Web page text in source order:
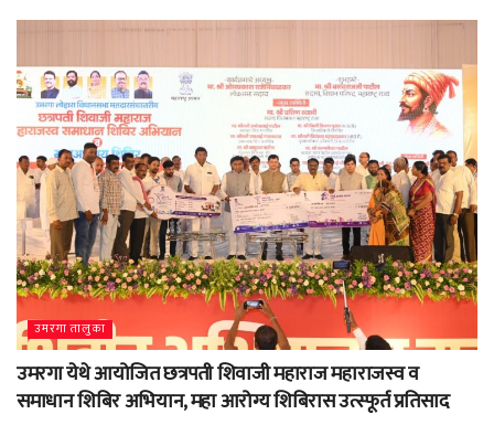
उमरगा तालुका
उमरगा येथे आयोजित छत्रपती शिवाजी महाराज महाराजस्व व
समाधान शिबिर अभियान, महा आरोग्य शिबिरास उत्स्फूर्त प्रतिसाद